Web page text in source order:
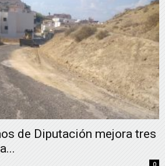
de Diputación mejora tres
0